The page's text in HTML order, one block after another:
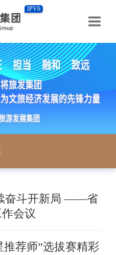
IPV6
奋斗开新局 ——省
会议
推荐师”选拔赛精彩